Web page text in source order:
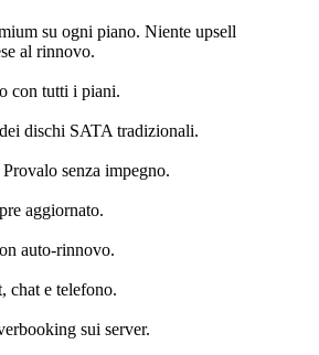
su ogni piano. Niente upsell
al rinnovo.
con tutti i piani.
dischi SATA tradizionali.
senza impegno.
aggiornato.
auto-rinnovo.
chat e telefono.
sui server.